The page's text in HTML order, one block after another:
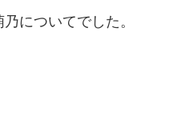
についてでした。